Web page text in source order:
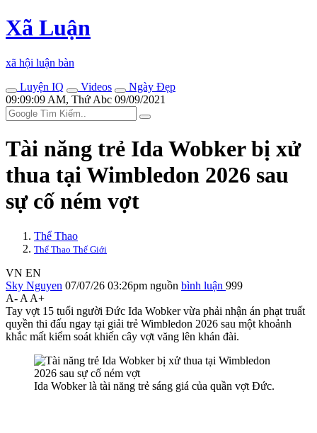
Xã Luận
xã hội luận bàn
Luyện IQ
Videos
Ngày Đẹp
09:09:09 AM, Thứ Abc 09/09/2021
Tài năng trẻ Ida Wobker bị xử
thua tại Wimbledon 2026 sau
sự cố ném vợt
Thể Thao
Thể Thao Thế Giới
VN EN
Sky Nguyen 07/07/26 03:26pm nguồn bình luận 999
A- A A+
Tay vợt 15 tuổi người Đức Ida Wobker vừa phải nhận án phạt truất
quyền thi đấu ngay tại giải trẻ Wimbledon 2026 sau một khoảnh
khắc mất kiểm soát khiến cây vợt văng lên khán đài.
Ida Wobker là tài năng trẻ sáng giá của quần vợt Đức.